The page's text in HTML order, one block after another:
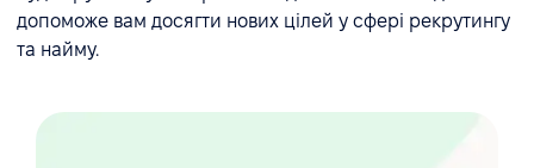
допоможе вам досягти нових цілей у сфері рекрутингу
та найму.